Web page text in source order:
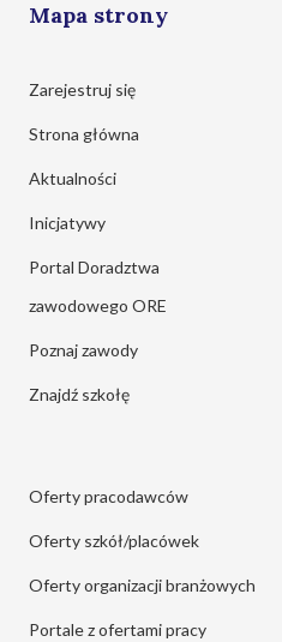
Mapa strony
Zarejestruj się
Strona główna
Aktualności
Inicjatywy
Portal Doradztwa
zawodowego ORE
Poznaj zawody
Znajdź szkołę
Oferty pracodawców
Oferty szkół/placówek
Oferty organizacji branżowych
Portale z ofertami pracy